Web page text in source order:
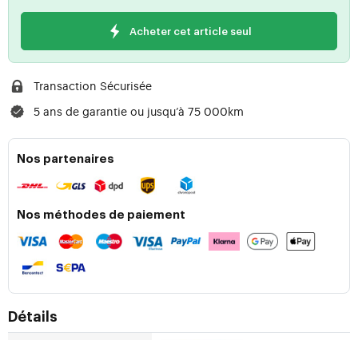
Acheter cet article seul
Transaction Sécurisée
5 ans de garantie ou jusqu’à 75 000km
Nos partenaires
Nos méthodes de paiement
Détails